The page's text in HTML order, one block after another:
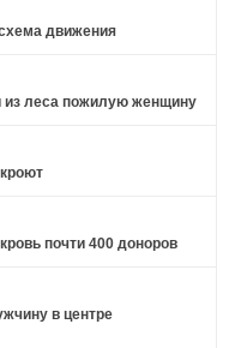
движения
леса пожилую женщину
почти 400 доноров
в центре